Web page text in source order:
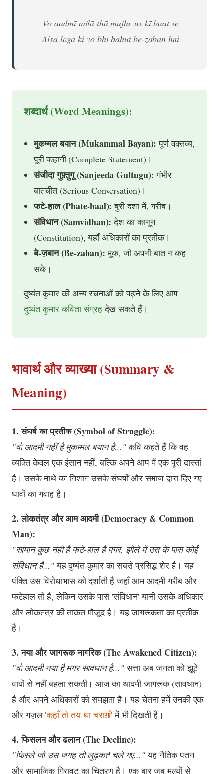
Vo aadmī milā thā mujhe us kī baat se
Aisā lagā ki vo bhī bahut be-zabān hai
शब्दार्थ (Word Meanings):
मुकम्मल बयान (Mukammal Bayan): पूर्ण वक्तव्य,
पूरी कहानी (Complete Statement)।
संजीदा गुफ़्तुगू (Sanjeeda Guftugu): गंभीर
बातचीत (Serious Conversation)।
फटे-हाल (Phate-haal): बुरी दशा में, गरीब।
संविधान (Samvidhan): देश का कानून
(Constitution), यहाँ अधिकारों का प्रतीक।
बे-ज़बान (Be-zaban): मूक, जो अपनी बात न कह
सके।
दुष्यंत कुमार की अन्य रचनाओं को पढ़ने के लिए आप
दुष्यंत कुमार कविता संग्रहदेख सकते हैं।
भावार्थ और व्याख्या (Summary &
Meaning)
1. संघर्ष का प्रतीक (Symbol of Struggle):
"वो आदमी नहीं है मुकम्मल बयान है..."कवि कहते हैं कि वह
व्यक्ति केवल एक इंसान नहीं, बल्कि अपने आप में एक पूरी दास्तां
है। उसके माथे का निशान उसके संघर्षों और समाज द्वारा दिए गए
घावों का गवाह है।
2. लोकतंत्र और आम आदमी (Democracy & Common
Man):
"सामान कुछ नहीं है फटे-हाल है मगर, झोले में उस के पास कोई
संविधान है..."यह दुष्यंत कुमार का सबसे प्रसिद्ध शेर है। यह
पंक्ति उस विरोधाभास को दर्शाती है जहाँ आम आदमी गरीब और
फटेहाल तो है, लेकिन उसके पास 'संविधान' यानी उसके अधिकार
और लोकतंत्र की ताकत मौजूद है। यह जागरूकता का प्रतीक
है।
3. नया और जागरूक नागरिक (The Awakened Citizen):
"वो आदमी नया है मगर सावधान है..."सत्ता अब जनता को झूठे
वादों से नहीं बहला सकती। आज का आदमी जागरूक (सावधान)
है और अपने अधिकारों को समझता है। यह चेतना हमें उनकी एक
और गज़ल 'कहाँ तो तय था चराग़ाँ'में भी दिखती है।
4. फिसलन और ढलान (The Decline):
"फिस्ले जो उस जगह तो लुढ़कते चले गए..."यह नैतिक पतन
और सामाजिक गिरावट का चित्रण है। एक बार जब मूल्यों से